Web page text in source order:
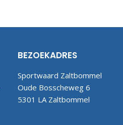
BEZOEKADRES
Sportwaard Zaltbommel
Oude Bosscheweg 6
5301 LA Zaltbommel